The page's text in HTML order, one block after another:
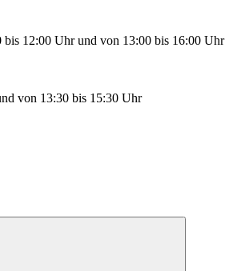
bis 12:00 Uhr und von 13:00 bis 16:00 Uhr
von 13:30 bis 15:30 Uhr